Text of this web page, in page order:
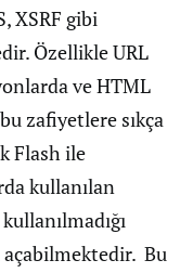
XSRF gibi
Özellikle URL
ve HTML
zafiyetlere sıkça
Flash ile
kullanılan
Bu